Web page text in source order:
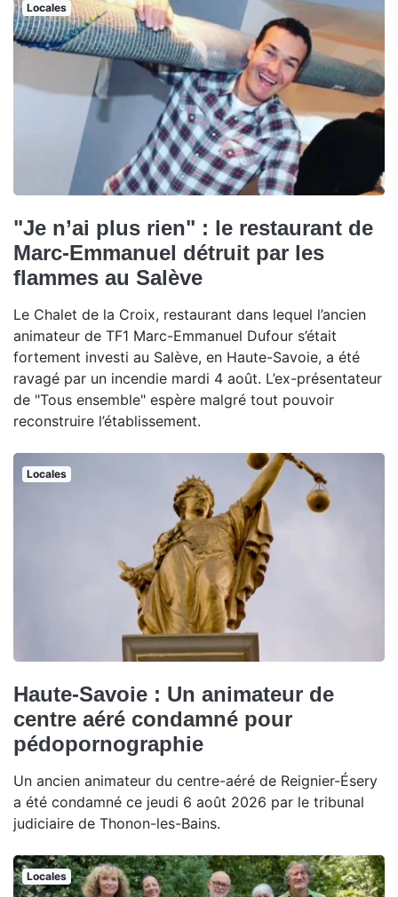
Locales
"Je n’ai plus rien" : le restaurant de
Marc-Emmanuel détruit par les
flammes au Salève
Le Chalet de la Croix, restaurant dans lequel l’ancien
animateur de TF1 Marc-Emmanuel Dufour s’était
fortement investi au Salève, en Haute-Savoie, a été
ravagé par un incendie mardi 4 août. L’ex-présentateur
de "Tous ensemble" espère malgré tout pouvoir
reconstruire l’établissement.
Locales
Haute-Savoie : Un animateur de
centre aéré condamné pour
pédopornographie
Un ancien animateur du centre-aéré de Reignier-Ésery
a été condamné ce jeudi 6 août 2026 par le tribunal
judiciaire de Thonon-les-Bains.
Locales